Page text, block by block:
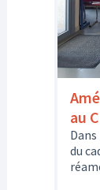
au
du